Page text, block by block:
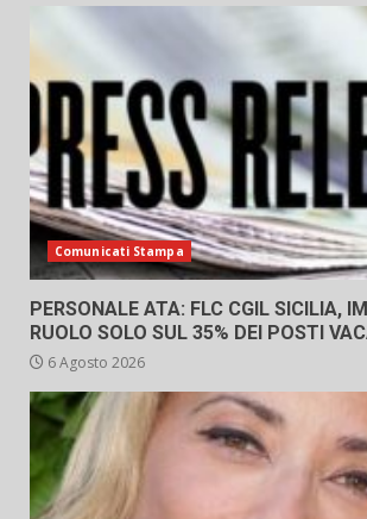
Comunicati Stampa
PERSONALE ATA: FLC CGIL SICILIA,
RUOLO SOLO SUL 35% DEI POSTI
6 Agosto 2026